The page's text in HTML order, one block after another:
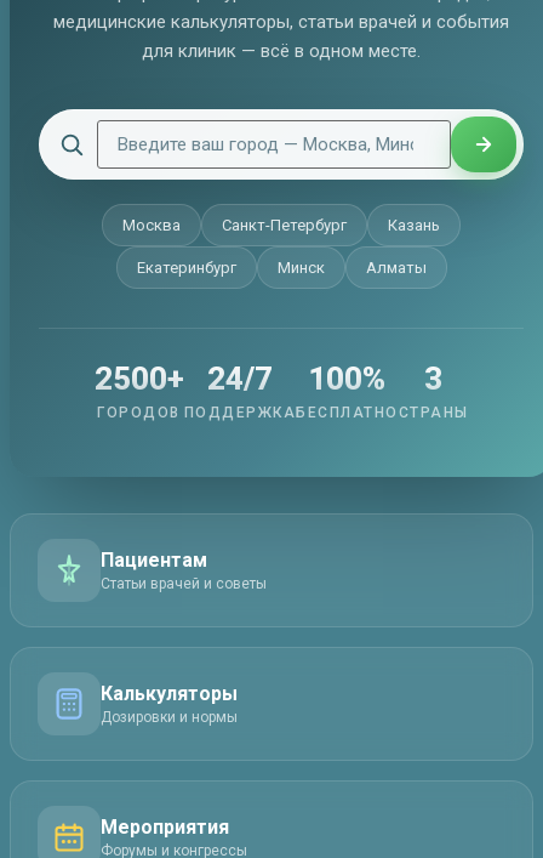
медицинские калькуляторы, статьи врачей и события
для клиник — всё в одном месте.
Москва Санкт-Петербург Казань
Екатеринбург Минск Алматы
2500+
ГОРОДОВ
24/7
ПОДДЕРЖКА
100%
БЕСПЛАТНО
3
СТРАНЫ
Пациентам
Статьи врачей и советы
Калькуляторы
Дозировки и нормы
Мероприятия
Форумы и конгрессы